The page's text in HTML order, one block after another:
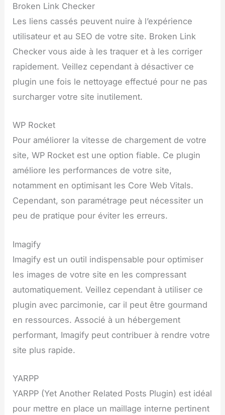
Broken Link Checker
Les liens cassés peuvent nuire à l’expérience
utilisateur et au SEO de votre site. Broken Link
Checker vous aide à les traquer et à les corriger
rapidement. Veillez cependant à désactiver ce
plugin une fois le nettoyage effectué pour ne pas
surcharger votre site inutilement.
WP Rocket
Pour améliorer la vitesse de chargement de votre
site, WP Rocket est une option fiable. Ce plugin
améliore les performances de votre site,
notamment en optimisant les Core Web Vitals.
Cependant, son paramétrage peut nécessiter un
peu de pratique pour éviter les erreurs.
Imagify
Imagify est un outil indispensable pour optimiser
les images de votre site en les compressant
automatiquement. Veillez cependant à utiliser ce
plugin avec parcimonie, car il peut être gourmand
en ressources. Associé à un hébergement
performant, Imagify peut contribuer à rendre votre
site plus rapide.
YARPP
YARPP (Yet Another Related Posts Plugin) est idéal
pour mettre en place un maillage interne pertinent